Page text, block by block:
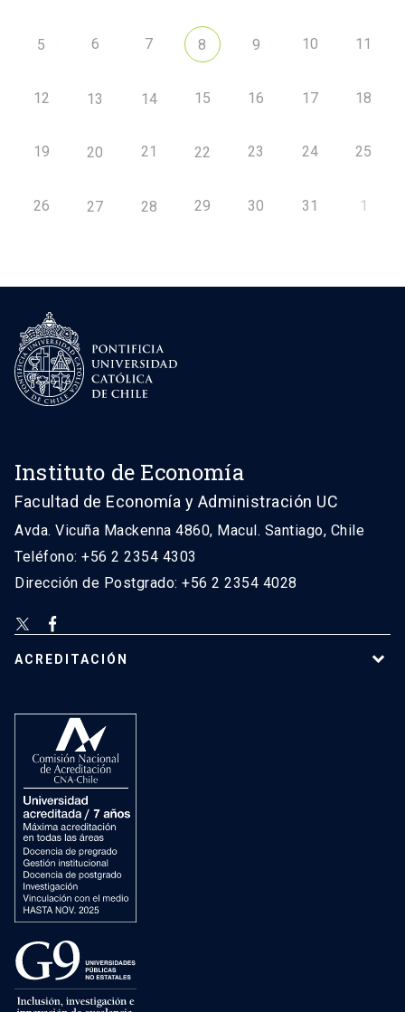
5 6 7 8 9 10 11
12 13 14 15 16 17 18
19 20 21 22 23 24 25
26 27 28 29 30 31 1
Instituto de Economía
Facultad de Economía y Administración UC
Avda. Vicuña Mackenna 4860, Macul. Santiago, Chile
Teléfono: +56 2 2354 4303
Dirección de Postgrado: +56 2 2354 4028
ACREDITACIÓN